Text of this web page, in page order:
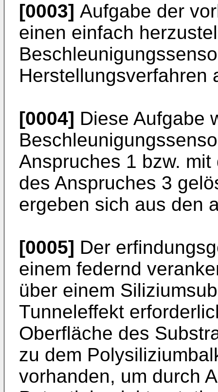
[0003] Aufgabe der
einen einfach
Herstellungsverfahren
[0004] Diese Aufgabe
Anspruches 1 bzw.
des Anspruches 3
ergeben sich aus den
[0005] Der
einem federnd
über einem
Tunneleffekt
Oberfläche des
zu dem
vorhanden, um durch